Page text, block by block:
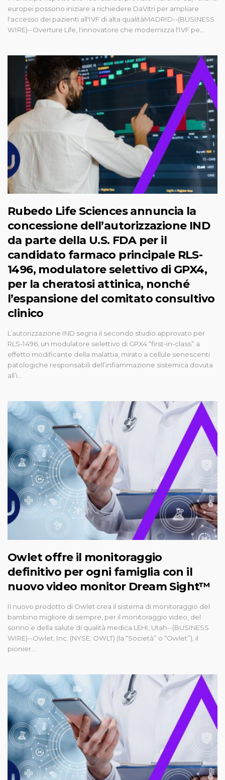
europei possono iniziare a richiedere DaVitri per ampliare
l'accesso dei pazienti all'IVF di alta qualitàMADRID--(BUSINESS
WIRE)--Overture Life, l'innovatore che modernizza l'IVF pe...
Rubedo Life Sciences annuncia la
concessione dell’autorizzazione IND
da parte della U.S. FDA per il
candidato farmaco principale RLS-
1496, modulatore selettivo di GPX4,
per la cheratosi attinica, nonché
l’espansione del comitato consultivo
clinico
L’autorizzazione IND segna il secondo studio approvato per
RLS-1496, un modulatore selettivo di GPX4 “first-in-class” a
effetto modificante della malattia, mirato a cellule senescenti
patologiche responsabili dell’infiammazione sistemica dovuta
all’i...
Owlet offre il monitoraggio
definitivo per ogni famiglia con il
nuovo video monitor Dream Sight™
Il nuovo prodotto di Owlet crea il sistema di monitoraggio del
bambino migliore di sempre, per il monitoraggio video, del
sonno e della salute di qualità medica.LEHI, Utah--(BUSINESS
WIRE)--Owlet, Inc. (NYSE: OWLT) (la “Società” o “Owlet”), il
pionier...